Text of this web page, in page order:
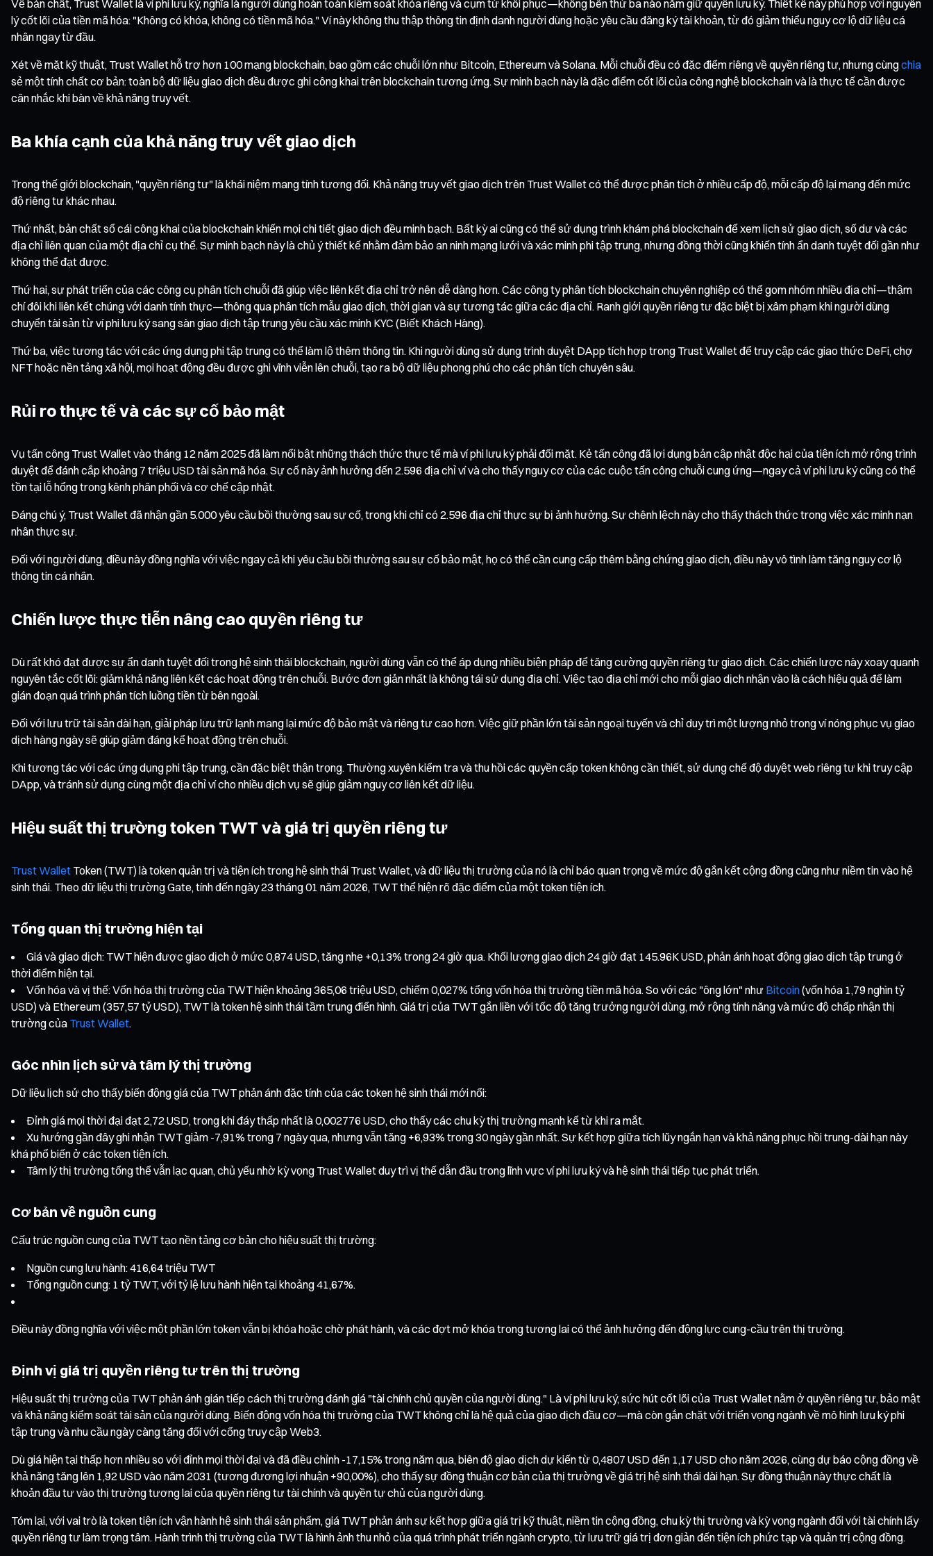
Về bản chất, Trust Wallet là ví phi lưu ký, nghĩa là người dùng hoàn toàn kiểm soát khóa riêng và cụm từ khôi phục—không bên thứ ba nào nắm giữ quyền lưu ký. Thiết kế này phù hợp với nguyên
lý cốt lõi của tiền mã hóa: "Không có khóa, không có tiền mã hóa." Ví này không thu thập thông tin định danh người dùng hoặc yêu cầu đăng ký tài khoản, từ đó giảm thiểu nguy cơ lộ dữ liệu cá
nhân ngay từ đầu.
Xét về mặt kỹ thuật, Trust Wallet hỗ trợ hơn 100 mạng blockchain, bao gồm các chuỗi lớn như Bitcoin, Ethereum và Solana. Mỗi chuỗi đều có đặc điểm riêng về quyền riêng tư, nhưng cùngchia
sẻ một tính chất cơ bản: toàn bộ dữ liệu giao dịch đều được ghi công khai trên blockchain tương ứng. Sự minh bạch này là đặc điểm cốt lõi của công nghệ blockchain và là thực tế cần được
cân nhắc khi bàn về khả năng truy vết.
Ba khía cạnh của khả năng truy vết giao dịch
Trong thế giới blockchain, "quyền riêng tư" là khái niệm mang tính tương đối. Khả năng truy vết giao dịch trên Trust Wallet có thể được phân tích ở nhiều cấp độ, mỗi cấp độ lại mang đến mức
độ riêng tư khác nhau.
Thứ nhất, bản chất sổ cái công khai của blockchain khiến mọi chi tiết giao dịch đều minh bạch. Bất kỳ ai cũng có thể sử dụng trình khám phá blockchain để xem lịch sử giao dịch, số dư và các
địa chỉ liên quan của một địa chỉ cụ thể. Sự minh bạch này là chủ ý thiết kế nhằm đảm bảo an ninh mạng lưới và xác minh phi tập trung, nhưng đồng thời cũng khiến tính ẩn danh tuyệt đối gần như
không thể đạt được.
Thứ hai, sự phát triển của các công cụ phân tích chuỗi đã giúp việc liên kết địa chỉ trở nên dễ dàng hơn. Các công ty phân tích blockchain chuyên nghiệp có thể gom nhóm nhiều địa chỉ—thậm
chí đôi khi liên kết chúng với danh tính thực—thông qua phân tích mẫu giao dịch, thời gian và sự tương tác giữa các địa chỉ. Ranh giới quyền riêng tư đặc biệt bị xâm phạm khi người dùng
chuyển tài sản từ ví phi lưu ký sang sàn giao dịch tập trung yêu cầu xác minh KYC (Biết Khách Hàng).
Thứ ba, việc tương tác với các ứng dụng phi tập trung có thể làm lộ thêm thông tin. Khi người dùng sử dụng trình duyệt DApp tích hợp trong Trust Wallet để truy cập các giao thức DeFi, chợ
NFT hoặc nền tảng xã hội, mọi hoạt động đều được ghi vĩnh viễn lên chuỗi, tạo ra bộ dữ liệu phong phú cho các phân tích chuyên sâu.
Rủi ro thực tế và các sự cố bảo mật
Vụ tấn công Trust Wallet vào tháng 12 năm 2025 đã làm nổi bật những thách thức thực tế mà ví phi lưu ký phải đối mặt. Kẻ tấn công đã lợi dụng bản cập nhật độc hại của tiện ích mở rộng trình
duyệt để đánh cắp khoảng 7 triệu USD tài sản mã hóa. Sự cố này ảnh hưởng đến 2.596 địa chỉ ví và cho thấy nguy cơ của các cuộc tấn công chuỗi cung ứng—ngay cả ví phi lưu ký cũng có thể
tồn tại lỗ hổng trong kênh phân phối và cơ chế cập nhật.
Đáng chú ý, Trust Wallet đã nhận gần 5.000 yêu cầu bồi thường sau sự cố, trong khi chỉ có 2.596 địa chỉ thực sự bị ảnh hưởng. Sự chênh lệch này cho thấy thách thức trong việc xác minh nạn
nhân thực sự.
Đối với người dùng, điều này đồng nghĩa với việc ngay cả khi yêu cầu bồi thường sau sự cố bảo mật, họ có thể cần cung cấp thêm bằng chứng giao dịch, điều này vô tình làm tăng nguy cơ lộ
thông tin cá nhân.
Chiến lược thực tiễn nâng cao quyền riêng tư
Dù rất khó đạt được sự ẩn danh tuyệt đối trong hệ sinh thái blockchain, người dùng vẫn có thể áp dụng nhiều biện pháp để tăng cường quyền riêng tư giao dịch. Các chiến lược này xoay quanh
nguyên tắc cốt lõi: giảm khả năng liên kết các hoạt động trên chuỗi. Bước đơn giản nhất là không tái sử dụng địa chỉ. Việc tạo địa chỉ mới cho mỗi giao dịch nhận vào là cách hiệu quả để làm
gián đoạn quá trình phân tích luồng tiền từ bên ngoài.
Đối với lưu trữ tài sản dài hạn, giải pháp lưu trữ lạnh mang lại mức độ bảo mật và riêng tư cao hơn. Việc giữ phần lớn tài sản ngoại tuyến và chỉ duy trì một lượng nhỏ trong ví nóng phục vụ giao
dịch hàng ngày sẽ giúp giảm đáng kể hoạt động trên chuỗi.
Khi tương tác với các ứng dụng phi tập trung, cần đặc biệt thận trọng. Thường xuyên kiểm tra và thu hồi các quyền cấp token không cần thiết, sử dụng chế độ duyệt web riêng tư khi truy cập
DApp, và tránh sử dụng cùng một địa chỉ ví cho nhiều dịch vụ sẽ giúp giảm nguy cơ liên kết dữ liệu.
Hiệu suất thị trường token TWT và giá trị quyền riêng tư
Trust Wallet Token (TWT) là token quản trị và tiện ích trong hệ sinh thái Trust Wallet, và dữ liệu thị trường của nó là chỉ báo quan trọng về mức độ gắn kết cộng đồng cũng như niềm tin vào hệ
sinh thái. Theo dữ liệu thị trường Gate, tính đến ngày 23 tháng 01 năm 2026, TWT thể hiện rõ đặc điểm của một token tiện ích.
Tổng quan thị trường hiện tại
Giá và giao dịch: TWT hiện được giao dịch ở mức 0,874 USD, tăng nhẹ +0,13% trong 24 giờ qua. Khối lượng giao dịch 24 giờ đạt 145.96K USD, phản ánh hoạt động giao dịch tập trung ở
thời điểm hiện tại.
Vốn hóa và vị thế: Vốn hóa thị trường của TWT hiện khoảng 365,06 triệu USD, chiếm 0,027% tổng vốn hóa thị trường tiền mã hóa. So với các "ông lớn" như Bitcoin(vốn hóa 1,79 nghìn tỷ
USD) và Ethereum (357,57 tỷ USD), TWT là token hệ sinh thái tầm trung điển hình. Giá trị của TWT gắn liền với tốc độ tăng trưởng người dùng, mở rộng tính năng và mức độ chấp nhận thị
trường của Trust Wallet.
Góc nhìn lịch sử và tâm lý thị trường
Dữ liệu lịch sử cho thấy biến động giá của TWT phản ánh đặc tính của các token hệ sinh thái mới nổi:
Đỉnh giá mọi thời đại đạt 2,72 USD, trong khi đáy thấp nhất là 0,002776 USD, cho thấy các chu kỳ thị trường mạnh kể từ khi ra mắt.
Xu hướng gần đây ghi nhận TWT giảm -7,91% trong 7 ngày qua, nhưng vẫn tăng +6,93% trong 30 ngày gần nhất. Sự kết hợp giữa tích lũy ngắn hạn và khả năng phục hồi trung-dài hạn này
khá phổ biến ở các token tiện ích.
Tâm lý thị trường tổng thể vẫn lạc quan, chủ yếu nhờ kỳ vọng Trust Wallet duy trì vị thế dẫn đầu trong lĩnh vực ví phi lưu ký và hệ sinh thái tiếp tục phát triển.
Cơ bản về nguồn cung
Cấu trúc nguồn cung của TWT tạo nền tảng cơ bản cho hiệu suất thị trường:
Nguồn cung lưu hành: 416,64 triệu TWT
Tổng nguồn cung: 1 tỷ TWT, với tỷ lệ lưu hành hiện tại khoảng 41,67%.
Điều này đồng nghĩa với việc một phần lớn token vẫn bị khóa hoặc chờ phát hành, và các đợt mở khóa trong tương lai có thể ảnh hưởng đến động lực cung-cầu trên thị trường.
Định vị giá trị quyền riêng tư trên thị trường
Hiệu suất thị trường của TWT phản ánh gián tiếp cách thị trường đánh giá "tài chính chủ quyền của người dùng." Là ví phi lưu ký, sức hút cốt lõi của Trust Wallet nằm ở quyền riêng tư, bảo mật
và khả năng kiểm soát tài sản của người dùng. Biến động vốn hóa thị trường của TWT không chỉ là hệ quả của giao dịch đầu cơ—mà còn gắn chặt với triển vọng ngành về mô hình lưu ký phi
tập trung và nhu cầu ngày càng tăng đối với cổng truy cập Web3.
Dù giá hiện tại thấp hơn nhiều so với đỉnh mọi thời đại và đã điều chỉnh -17,15% trong năm qua, biên độ giao dịch dự kiến từ 0,4807 USD đến 1,17 USD cho năm 2026, cùng dự báo cộng đồng về
khả năng tăng lên 1,92 USD vào năm 2031 (tương đương lợi nhuận +90,00%), cho thấy sự đồng thuận cơ bản của thị trường về giá trị hệ sinh thái dài hạn. Sự đồng thuận này thực chất là
khoản đầu tư vào thị trường tương lai của quyền riêng tư tài chính và quyền tự chủ của người dùng.
Tóm lại, với vai trò là token tiện ích vận hành hệ sinh thái sản phẩm, giá TWT phản ánh sự kết hợp giữa giá trị kỹ thuật, niềm tin cộng đồng, chu kỳ thị trường và kỳ vọng ngành đối với tài chính lấy
quyền riêng tư làm trọng tâm. Hành trình thị trường của TWT là hình ảnh thu nhỏ của quá trình phát triển ngành crypto, từ lưu trữ giá trị đơn giản đến tiện ích phức tạp và quản trị cộng đồng.